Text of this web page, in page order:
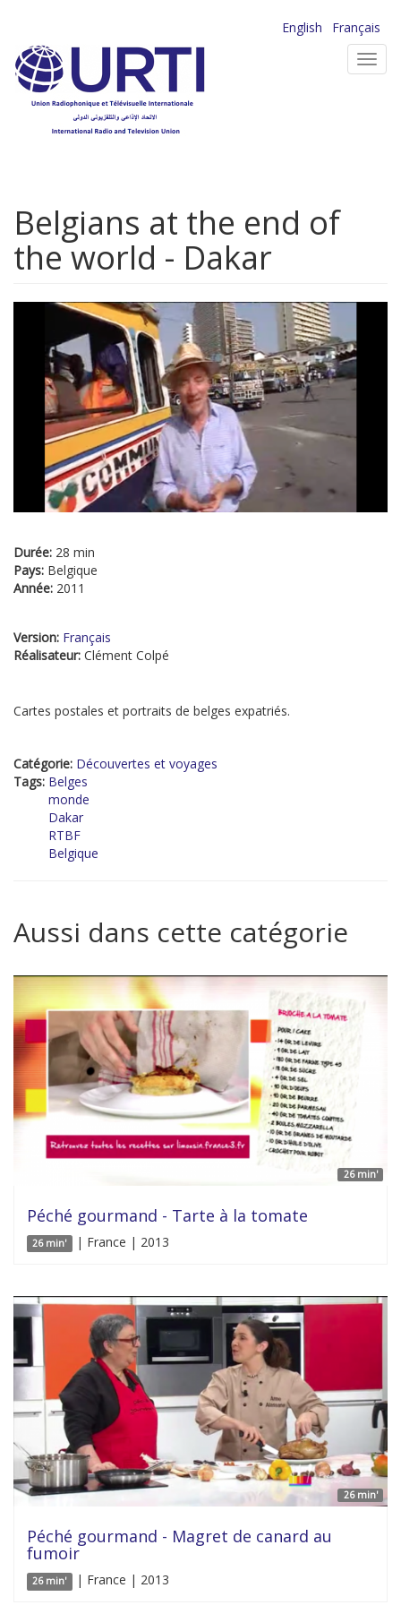
contenu
principal
English
Français
Belgians at the end of
the world - Dakar
Durée: 28 min
Pays: Belgique
Année: 2011
Version: Français
Réalisateur: Clément Colpé
Cartes postales et portraits de belges expatriés.
Catégorie: Découvertes et voyages
Tags: Belges
monde
Dakar
RTBF
Belgique
Aussi dans cette catégorie
26 min'
Péché gourmand - Tarte à la tomate
26 min' | France | 2013
26 min'
Péché gourmand - Magret de canard au
fumoir
26 min' | France | 2013